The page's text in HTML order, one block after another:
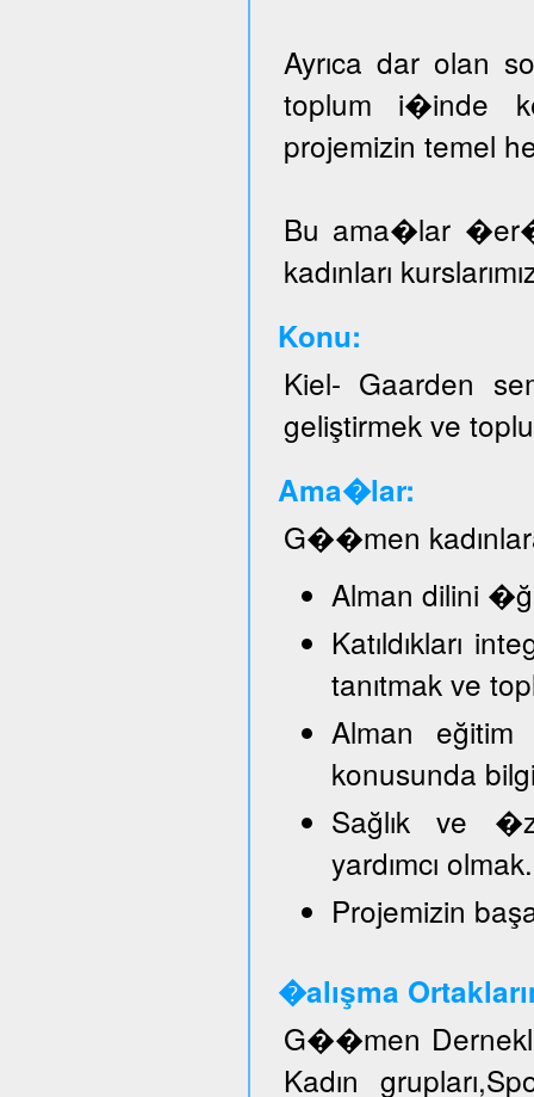
Ayrıca dar olan
toplum i�inde
projemizin temel
Bu ama�lar
kadınları
Konu:
Kiel- Gaarden
geliştirmek ve
Ama�lar:
G��men
Alman dilini
Katıldıkları
tanıtmak ve
Alman
konusunda
Sağlık ve
yardımcı olmak.
Projemizin
�alışma
G��men
Kadın